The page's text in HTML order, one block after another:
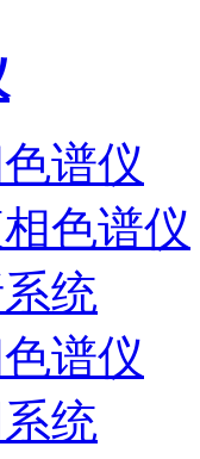
谱仪
色谱仪
统
谱仪
统